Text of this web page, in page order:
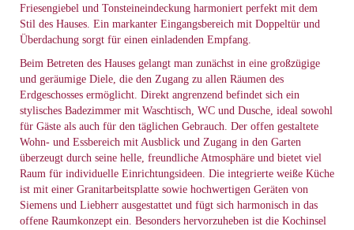
Friesengiebel und Tonsteineindeckung harmoniert perfekt mit dem
Stil des Hauses. Ein markanter Eingangsbereich mit Doppeltür und
Überdachung sorgt für einen einladenden Empfang.
Beim Betreten des Hauses gelangt man zunächst in eine großzügige
und geräumige Diele, die den Zugang zu allen Räumen des
Erdgeschosses ermöglicht. Direkt angrenzend befindet sich ein
stylisches Badezimmer mit Waschtisch, WC und Dusche, ideal sowohl
für Gäste als auch für den täglichen Gebrauch. Der offen gestaltete
Wohn- und Essbereich mit Ausblick und Zugang in den Garten
überzeugt durch seine helle, freundliche Atmosphäre und bietet viel
Raum für individuelle Einrichtungsideen. Die integrierte weiße Küche
ist mit einer Granitarbeitsplatte sowie hochwertigen Geräten von
Siemens und Liebherr ausgestattet und fügt sich harmonisch in das
offene Raumkonzept ein. Besonders hervorzuheben ist die Kochinsel